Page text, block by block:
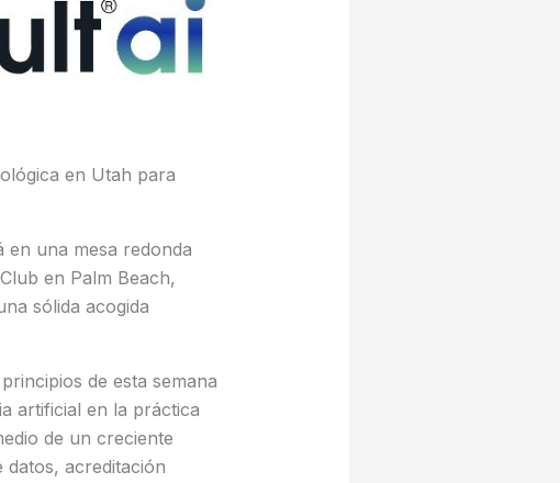
en Utah para
en una mesa redonda
en Palm Beach,
sólida acogida
de esta semana
artificial en la práctica
de un creciente
acreditación